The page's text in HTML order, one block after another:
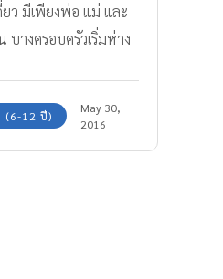
ยว มีเพียงพ่อ แม่ และ
างครอบครัวเริ่มห่าง
ะไรกันค่ะ
(6-12 ปี)
May 30,
2016